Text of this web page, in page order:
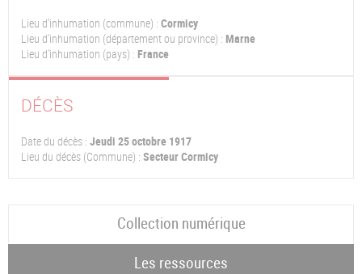
Lieu d'inhumation (commune) : Cormicy
Lieu d'inhumation (département ou province) : Marne
Lieu d'inhumation (pays) : France
DÉCÈS
Date du décès : Jeudi 25 octobre 1917
Lieu du décès (Commune) : Secteur Cormicy
Collection numérique
Les ressources